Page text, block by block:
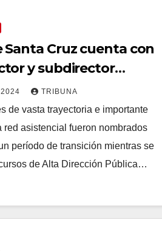
Santa Cruz cuenta con
y subdirector
TRIBUNA
de vasta trayectoria e importante
red asistencial fueron nombrados
período de transición mientras se
de Alta Dirección Pública…